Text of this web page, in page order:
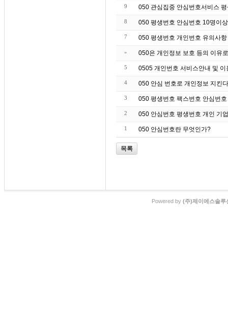
9 050 관심집중 안심번호서비스
8 050 평생번호 안심번호 10명이
7 050 평생번호 개인번호 유의사항
» 050은 개인정보 보호 등의 이유
5 0505 개인번호 서비스안내 및 이
4 050 안심 번호로 개인정보 지킨다
3 050 평생번호 팩스번호 안심번호
2 050 안심번호 평생번호 개인 기
1 050 안심번호란 무엇인가?
목록
Powered by (주)제이에스솔루